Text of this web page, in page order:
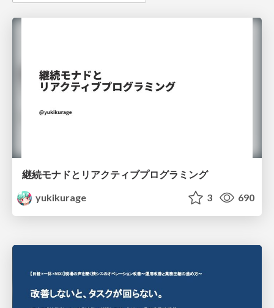
継続モナドとリアクティブプログラミング
yukikurage
3 690